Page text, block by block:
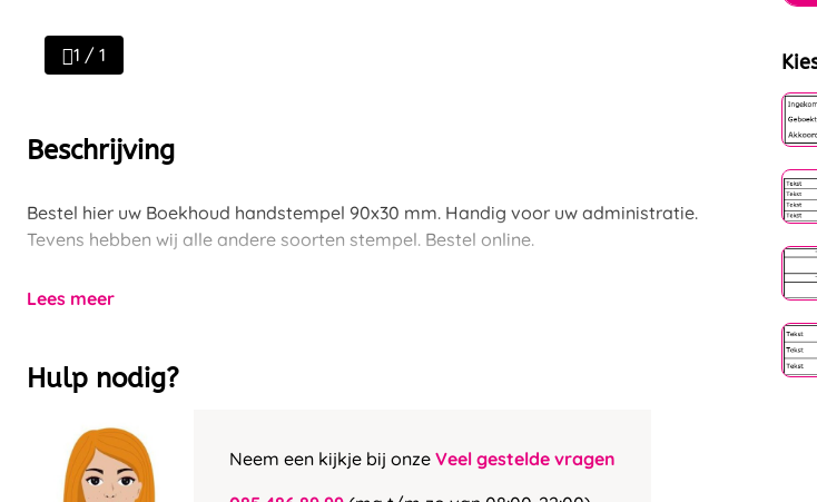
1 / 1
Beschrijving
Bestel hier uw Boekhoud handstempel 90x30 mm. Handig voor uw administratie.
Tevens hebben wij alle andere soorten stempel. Bestel online.
Lees meer
Hulp nodig?
Neem een kijkje bij onze Veel gestelde vragen